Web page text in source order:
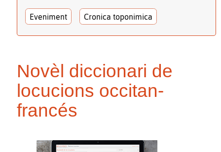
Eveniment Cronica toponimica
Novèl diccionari de
locucions occitan-
francés